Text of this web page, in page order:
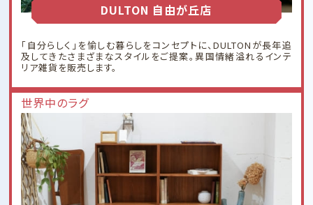
DULTON 自由が丘店
「自分らしく」を愉しむ暮らしをコンセプトに、DULTONが長年追
及してきたさまざまなスタイルをご提案。異国情緒溢れるインテ
リア雑貨を販売します。
世界中のラグ